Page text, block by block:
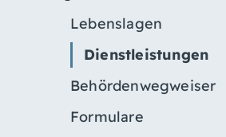
Lebenslagen
Dienstleistungen
Behördenwegweiser
Formulare